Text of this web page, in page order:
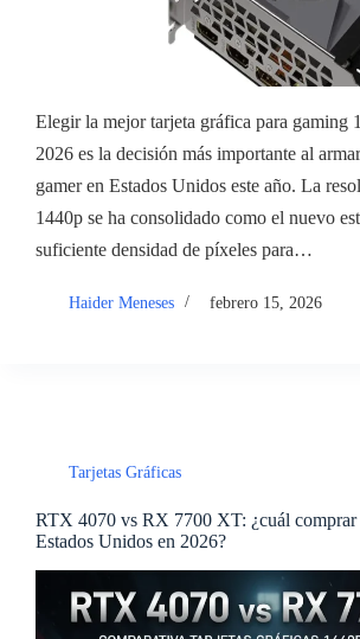
Elegir la mejor tarjeta gráfica para gaming
2026 es la decisión más importante al
gamer en Estados Unidos este año. La
1440p se ha consolidado como el nuevo
suficiente densidad de píxeles para…
Haider Meneses febrero 15, 2026
Tarjetas Gráficas
RTX 4070 vs RX 7700 XT: ¿cuál comprar
Estados Unidos en 2026?